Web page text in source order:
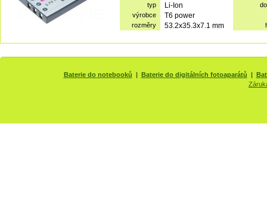
typ
Li-Ion
výrobce
T6 power
rozměry 53.2x35.3x7.1 mm
Baterie do notebooků | Baterie do digitálních fotoaparátů |